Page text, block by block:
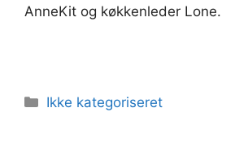
AnneKit og køkkenleder Lone.
Kategorier
Ikke kategoriseret